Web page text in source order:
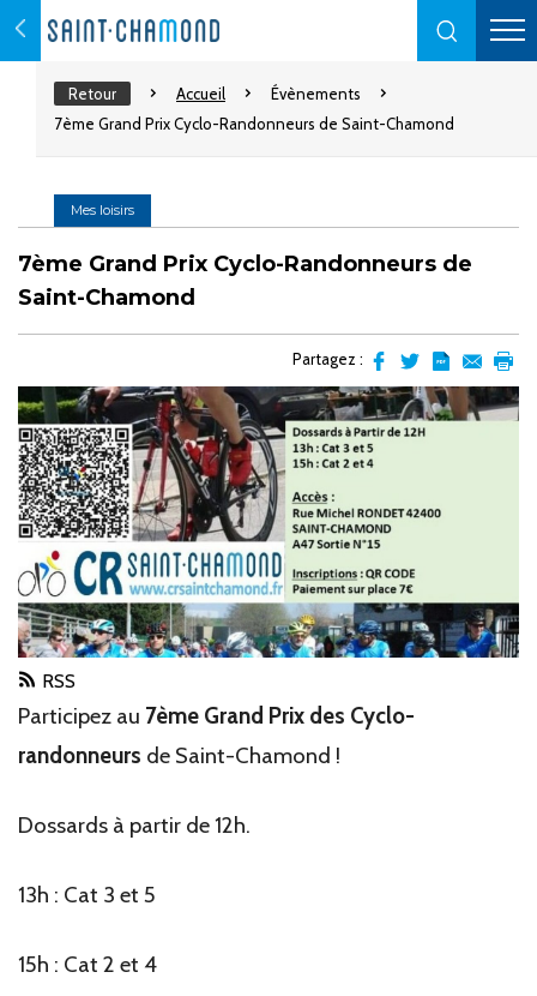
Retour Accueil
Évènements
7ème Grand Prix Cyclo-Randonneurs de Saint-Chamond
Mes loisirs
7ème Grand Prix Cyclo-Randonneurs de
Saint-Chamond
Partagez :
sur
facebook
sur
Twitter
l'article
par
RSS
Participez au 7ème Grand Prix des Cyclo-
randonneurs de Saint-Chamond !
Dossards à partir de 12h.
13h : Cat 3 et 5
15h : Cat 2 et 4